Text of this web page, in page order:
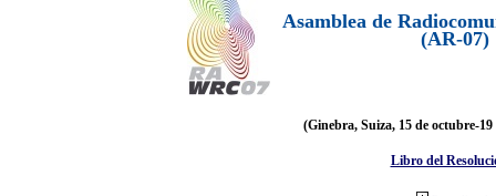
Asamblea de
(AR-07)
(Ginebra, Suiza, 15 de octubre-19
Libro del